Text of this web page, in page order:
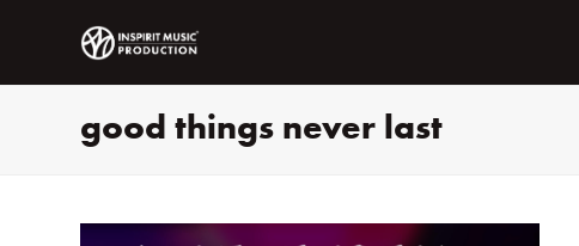
good things never last